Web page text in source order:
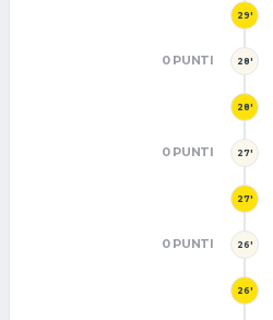
29'
28'
0 PUNTI
28'
27'
0 PUNTI
27'
26'
0 PUNTI
26'